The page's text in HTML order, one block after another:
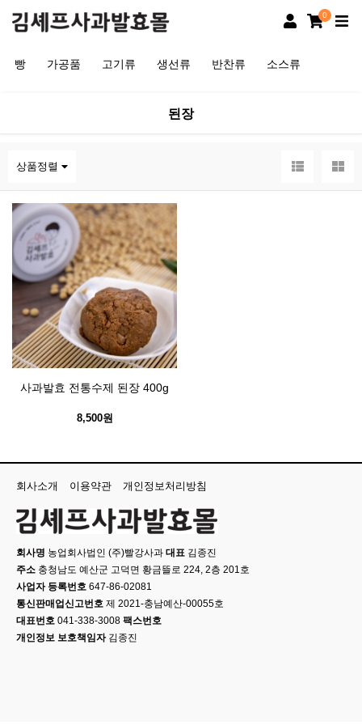
0
빵 가공품 고기류 생선류 반찬류 소스류
된장
상품정렬
사과발효 전통수제 된장 400g
8,500원
회사소개 이용약관 개인정보처리방침
회사명 농업회사법인 (주)빨강사과 대표 김종진
주소 충청남도 예산군 고덕면 황금뜰로 224, 2층 201호
사업자 등록번호 647-86-02081
통신판매업신고번호 제 2021-충남예산-00055호
대표번호 041-338-3008 팩스번호
개인정보 보호책임자김종진